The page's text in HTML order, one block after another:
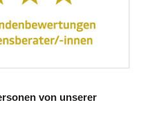
von unserer